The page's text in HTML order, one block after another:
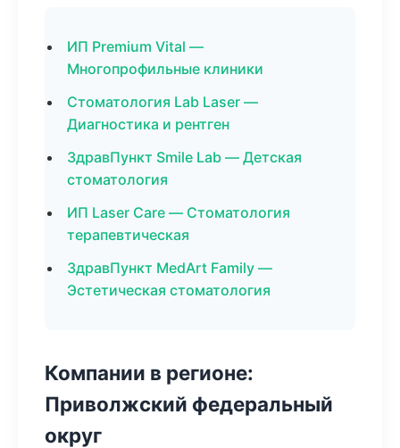
ИП Premium Vital —
Многопрофильные клиники
Стоматология Lab Laser —
Диагностика и рентген
ЗдравПункт Smile Lab — Детская
стоматология
ИП Laser Care — Стоматология
терапевтическая
ЗдравПункт MedArt Family —
Эстетическая стоматология
Компании в регионе:
Приволжский федеральный
округ